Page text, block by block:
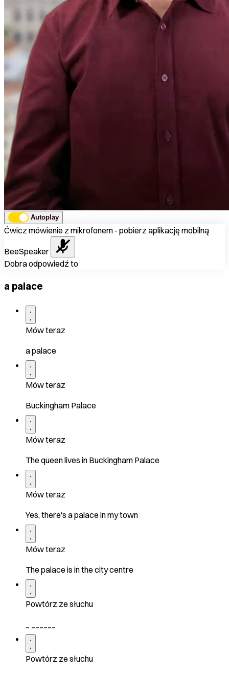
Autoplay
Ćwicz mówienie z mikrofonem - pobierz aplikację mobilną
BeeSpeaker
Dobra odpowiedź to
a palace
Mów teraz
a palace
Mów teraz
Buckingham Palace
Mów teraz
The queen lives in Buckingham Palace
Mów teraz
Yes, there's a palace in my town
Mów teraz
The palace is in the city centre
Powtórz ze słuchu
Powtórz ze słuchu